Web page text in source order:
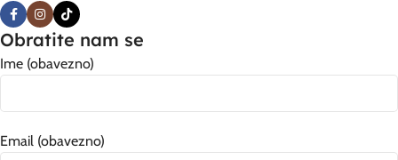
Obratite nam se
Ime (obavezno)
Email (obavezno)